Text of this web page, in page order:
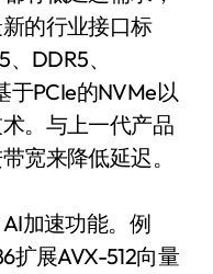
的行业接口标
DDR5、
于PCIe的NVMe以
。与上一代产品
宽来降低延迟。
加速功能。例
扩展AVX-512向量